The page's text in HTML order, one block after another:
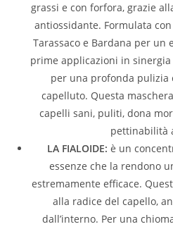
grassi e con forfora, grazie
antiossidante. Formulata
Tarassaco e Bardana per
prime applicazioni in sinergia
per una profonda pulizia
capelluto. Questa
capelli sani, puliti, dona
pettinabilità
LA FIALOIDE: è un
essenze che la rendono
estremamente efficace.
alla radice del capello,
dall’interno. Per una